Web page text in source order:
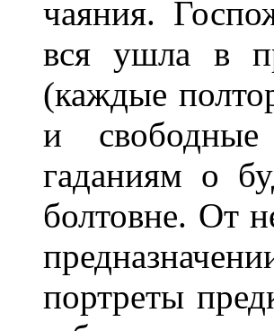
чаяния.
вся ушла в
(каждые
и
гаданиям о
болтовне. От
портреты